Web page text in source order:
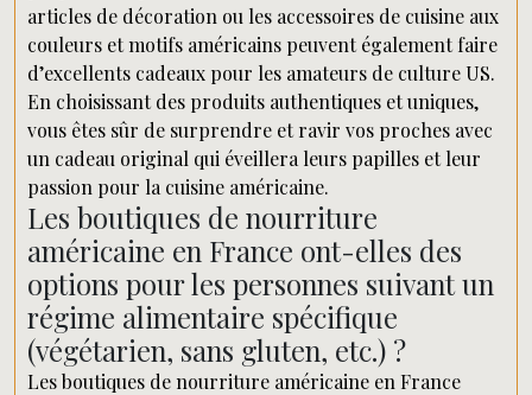
articles de décoration ou les accessoires de cuisine aux
couleurs et motifs américains peuvent également faire
d’excellents cadeaux pour les amateurs de culture US.
En choisissant des produits authentiques et uniques,
vous êtes sûr de surprendre et ravir vos proches avec
un cadeau original qui éveillera leurs papilles et leur
passion pour la cuisine américaine.
Les boutiques de nourriture
américaine en France ont-elles des
options pour les personnes suivant un
régime alimentaire spécifique
(végétarien, sans gluten, etc.) ?
Les boutiques de nourriture américaine en France